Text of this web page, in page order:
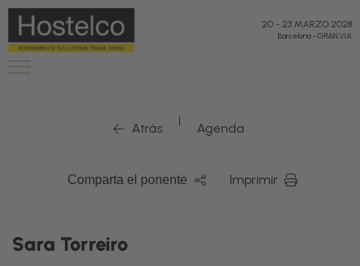
20 - 23 MARZO 2028
Barcelona-GRAN VIA
Atrás | Agenda
Comparta el ponente Imprimir
Sara Torreiro